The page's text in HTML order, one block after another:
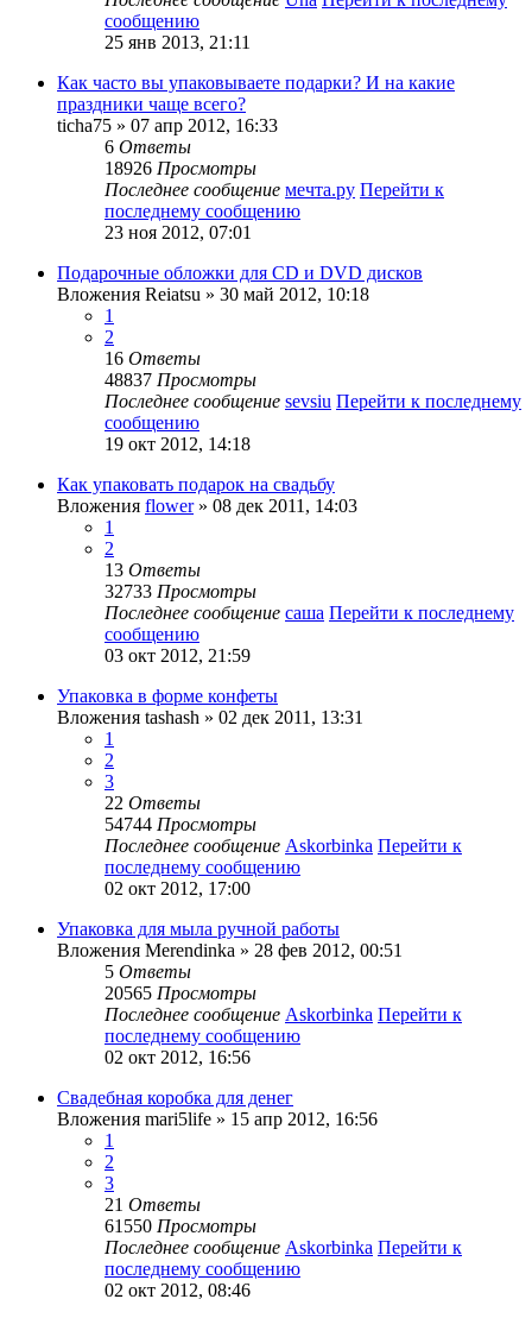
сообщению
25 янв 2013, 21:11
Как часто вы упаковываете подарки? И на какие
праздники чаще всего?
ticha75 » 07 апр 2012, 16:33
6 Ответы
18926 Просмотры
Последнее сообщение мечта.ру Перейти к
последнему сообщению
23 ноя 2012, 07:01
Подарочные обложки для CD и DVD дисков
Вложения Reiatsu » 30 май 2012, 10:18
1
2
16 Ответы
48837 Просмотры
Последнее сообщение sevsiu Перейти к последнему
сообщению
19 окт 2012, 14:18
Как упаковать подарок на свадьбу
Вложения flower» 08 дек 2011, 14:03
1
2
13 Ответы
32733 Просмотры
Последнее сообщение саша Перейти к последнему
сообщению
03 окт 2012, 21:59
Упаковка в форме конфеты
Вложения tashash » 02 дек 2011, 13:31
1
2
3
22 Ответы
54744 Просмотры
Последнее сообщение Askorbinka Перейти к
последнему сообщению
02 окт 2012, 17:00
Упаковка для мыла ручной работы
Вложения Merendinka » 28 фев 2012, 00:51
5 Ответы
20565 Просмотры
Последнее сообщение Askorbinka Перейти к
последнему сообщению
02 окт 2012, 16:56
Свадебная коробка для денег
Вложения mari5life » 15 апр 2012, 16:56
1
2
3
21 Ответы
61550 Просмотры
Последнее сообщение Askorbinka Перейти к
последнему сообщению
02 окт 2012, 08:46